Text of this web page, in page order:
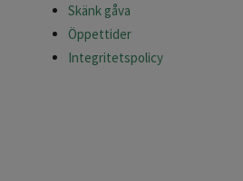
Skänk gåva
Öppettider
Integritetspolicy